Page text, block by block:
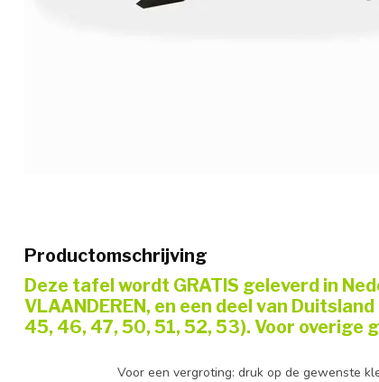
Productomschrijving
Deze tafel wordt GRATIS geleverd in
VLAANDEREN, en een deel van
45, 46, 47, 50, 51, 52, 53). Voor overige
Voor een vergroting: druk op de gewenste